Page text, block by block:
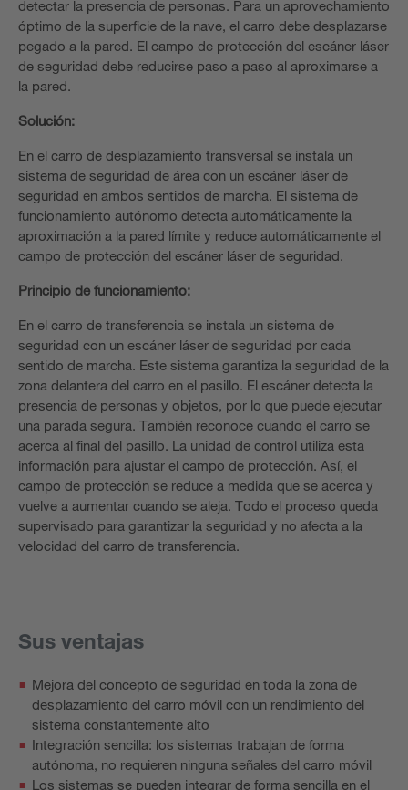
detectar la presencia de personas. Para un aprovechamiento
óptimo de la superficie de la nave, el carro debe desplazarse
pegado a la pared. El campo de protección del escáner láser
de seguridad debe reducirse paso a paso al aproximarse a
la pared.
Solución:
En el carro de desplazamiento transversal se instala un
sistema de seguridad de área con un escáner láser de
seguridad en ambos sentidos de marcha. El sistema de
funcionamiento autónomo detecta automáticamente la
aproximación a la pared límite y reduce automáticamente el
campo de protección del escáner láser de seguridad.
Principio de funcionamiento:
En el carro de transferencia se instala un sistema de
seguridad con un escáner láser de seguridad por cada
sentido de marcha. Este sistema garantiza la seguridad de la
zona delantera del carro en el pasillo. El escáner detecta la
presencia de personas y objetos, por lo que puede ejecutar
una parada segura. También reconoce cuando el carro se
acerca al final del pasillo. La unidad de control utiliza esta
información para ajustar el campo de protección. Así, el
campo de protección se reduce a medida que se acerca y
vuelve a aumentar cuando se aleja. Todo el proceso queda
supervisado para garantizar la seguridad y no afecta a la
velocidad del carro de transferencia.
Sus ventajas
Mejora del concepto de seguridad en toda la zona de
desplazamiento del carro móvil con un rendimiento del
sistema constantemente alto
Integración sencilla: los sistemas trabajan de forma
autónoma, no requieren ninguna señales del carro móvil
Los sistemas se pueden integrar de forma sencilla en el